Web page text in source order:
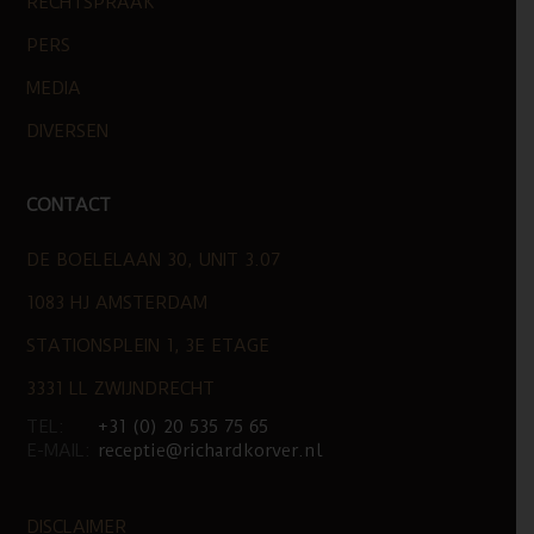
PERS
MEDIA
DIVERSEN
CONTACT
DE BOELELAAN 30, UNIT 3.07
1083 HJ AMSTERDAM
STATIONSPLEIN 1, 3E ETAGE
3331 LL ZWIJNDRECHT
+31 (0) 20 535 75 65
receptie@richardkorver.nl
DISCLAIMER